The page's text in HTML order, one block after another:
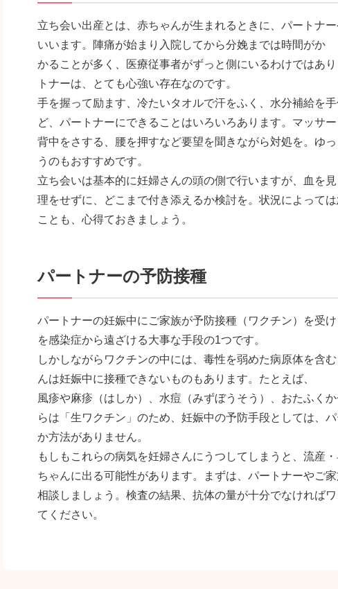
立ち会い出産とは、赤ちゃんが生まれるときに、パートナ
いいます。陣痛が始まり入院してから分娩までは時間がか
かることが多く、医療従事者がずっと側にいるわけではあ
トナーは、とても心強い存在なのです。
手を握って励ます、冷たいタオルで汗をふく、水分補給を
ど、パートナーにできることはいろいろあります。マッサ
背中をさする、腰を押すなど要望を聞きながら対処を。ゆ
うのもおすすめです。
立ち会いは基本的に妊婦さんの頭の側で行いますが、血を
理をせずに、どこまで付き添えるか検討を。状況によって
ことも、心得ておきましょう。
パートナーの予防接種
パートナーの妊娠中にご家族が予防接種（ワクチン）を受
を感染症から遠ざける大事な手段の1つです。
しかしながらワクチンの中には、毒性を弱めた病原体を含
んは妊娠中に接種できないものもあります。たとえば、
風疹や麻疹（はしか）、水痘（みずぼうそう）、おたふく
らは「生ワクチン」のため、妊娠中の予防手段としては、
か方法がありません。
もしもこれらの病気を妊婦さんにうつしてしまうと、流産
ちゃんに出る可能性があります。まずは、パートナーやご
相談しましょう。検査の結果、抗体の量が十分でなければ
てください。